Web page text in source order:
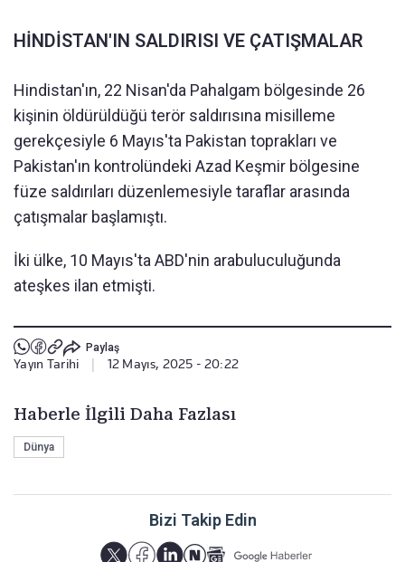
HİNDİSTAN'IN SALDIRISI VE ÇATIŞMALAR
Hindistan'ın, 22 Nisan'da Pahalgam bölgesinde 26
kişinin öldürüldüğü terör saldırısına misilleme
gerekçesiyle 6 Mayıs'ta Pakistan toprakları ve
Pakistan'ın kontrolündeki Azad Keşmir bölgesine
füze saldırıları düzenlemesiyle taraflar arasında
çatışmalar başlamıştı.
İki ülke, 10 Mayıs'ta ABD'nin arabuluculuğunda
ateşkes ilan etmişti.
Paylaş
Yayın Tarihi 12 Mayıs, 2025 - 20:22
Haberle İlgili Daha Fazlası
Dünya
Bizi Takip Edin